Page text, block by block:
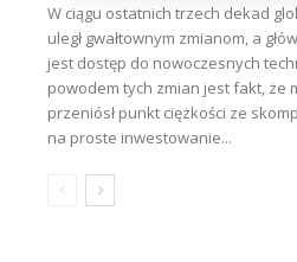
W ciągu ostatnich trzech dekad
uległ gwałtownym zmianom, a
jest dostęp do nowoczesnych
powodem tych zmian jest fakt, że
przeniósł punkt ciężkości ze
na proste inwestowanie...